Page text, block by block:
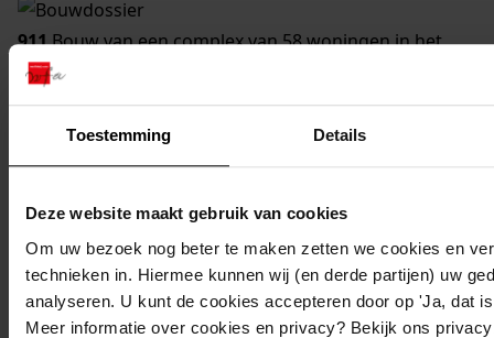
Toestemming Details
Deze website maakt gebruik van cookies
Om uw bezoek nog beter te maken zetten we cookies en
technieken in. Hiermee kunnen wij (en derde partijen) uw
analyseren. U kunt de cookies accepteren door op 'Ja, dat
Meer informatie over cookies en privacy? Bekijk ons
911Bouw van een complex van 58 woningen in het
bestemmingsplan Randwijk, 24-01-1967
Datering:
24-01-1967
Beschrijving:
bestemmingsplan Randwijk
Adres:
Medemblik, Bijltjeshof 3, 5, 7, 9, 11, 13, 15
Medemblik, Bottelierstraat 1, 3, 5, 7, 9, 11, 13, 15, 17,